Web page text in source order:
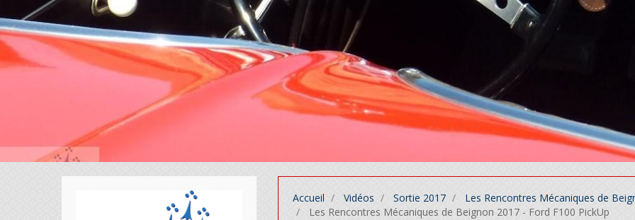
Accueil Vidéos Sortie 2017
Les Rencontres Mécaniques de
Les Rencontres Mécaniques de Beignon 2017 - Ford F100 PickUp